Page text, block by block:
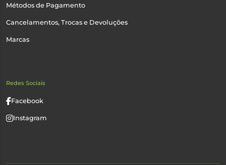
Métodos de Pagamento
Cancelamentos, Trocas e Devoluções
Marcas
Redes Sociais
Facebook
Instagram